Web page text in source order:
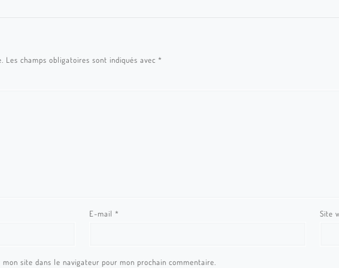
Les champs obligatoires sont indiqués avec *
E-mail * Site
site dans le navigateur pour mon prochain commentaire.